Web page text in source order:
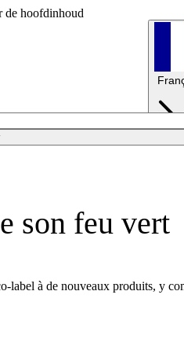
de hoofdinhoud
son feu vert
label à de nouveaux produits, y